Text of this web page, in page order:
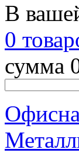
В
0
сумма